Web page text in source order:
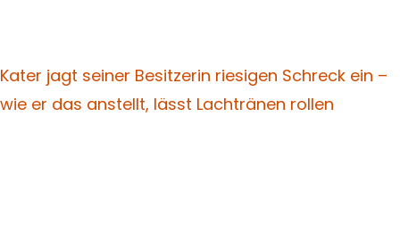
Kater jagt seiner Besitzerin riesigen Schreck ein –
wie er das anstellt, lässt Lachtränen rollen